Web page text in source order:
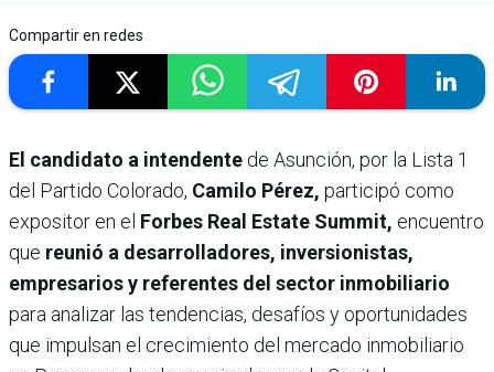
Compartir en redes
El candidato a intendente de Asunción, por la Lista 1
del Partido Colorado, Camilo Pérez, participó como
expositor en el Forbes Real Estate Summit, encuentro
que reunió a desarrolladores, inversionistas,
empresarios y referentes del sector inmobiliario
para analizar las tendencias, desafíos y oportunidades
que impulsan el crecimiento del mercado inmobiliario